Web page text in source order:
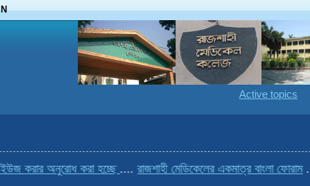
Active topics
অনুরোধ করা হচ্ছে....রাজশাহী মেডিকেলের একমাত্র বাংলা ফোরাম ....